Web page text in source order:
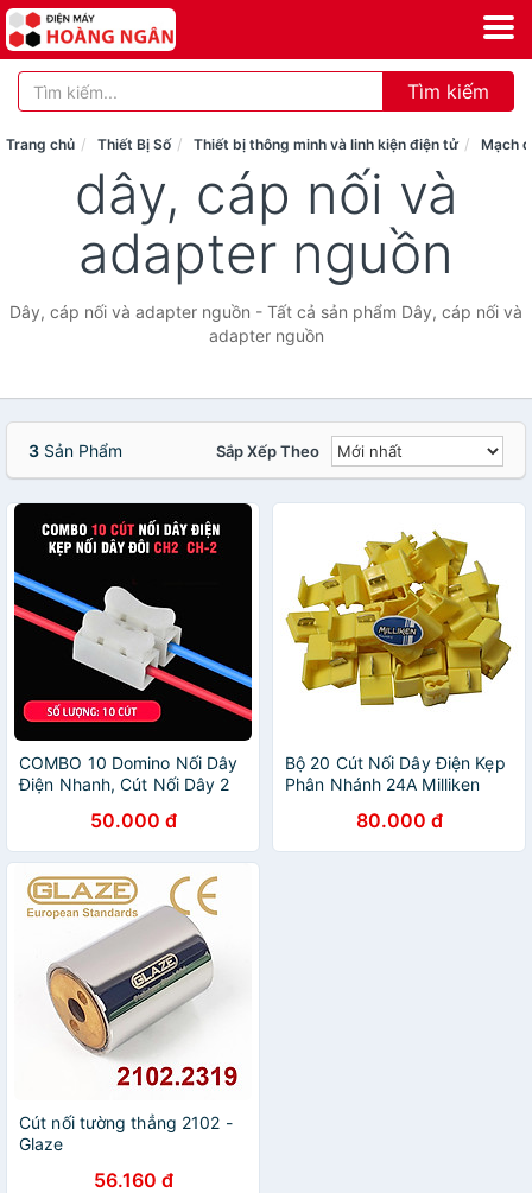
Tìm kiếm
Trang chủ Thiết Bị Số Thiết bị thông minh và linh kiện điện tử Mạch
dây, cáp nối và
adapter nguồn
Dây, cáp nối và adapter nguồn - Tất cả sản phẩm Dây, cáp nối và
adapter nguồn
3 Sản Phẩm Sắp Xếp Theo
COMBO 10 Domino Nối Dây
Điện Nhanh, Cút Nối Dây 2
Chính Hãng DÂY CÁP NỐI
VÀ ADAPTER NGUỒN
50.000 đ
Bộ 20 Cút Nối Dây Điện Kẹp
Phân Nhánh 24A Milliken
80.000 đ
Cút nối tường thẳng 2102 -
Glaze
56.160 đ